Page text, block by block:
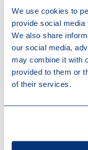
We use cookies to
provide social media
We also share
our social media,
may combine it with
provided to them or
of their services.
l’article 6, § 1er,
concernant la
travailleurs,
EUR/an. Cette
16.000 EUR) a
du Conseil
marché